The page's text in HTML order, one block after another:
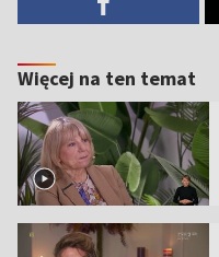
Więcej na ten temat